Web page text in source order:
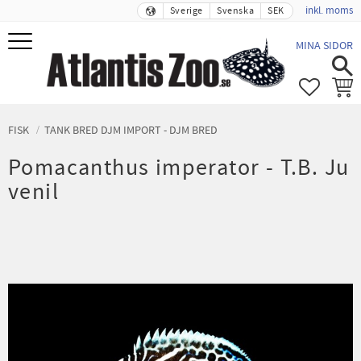
Meny
Sverige Svenska SEK inkl. moms
MINA SIDOR
FISK TANK BRED DJM IMPORT - DJM BRED
Pomacanthus imperator - T.B. Ju
venil